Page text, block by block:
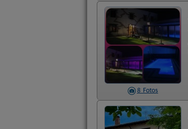
8 Fotos